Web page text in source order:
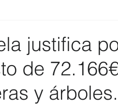
Educación Sanidad
justifica
de
y árboles.